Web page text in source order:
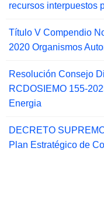
recursos interpuestos
Título V Compendio
2020 Organismos
Resolución Consejo
RCDOSIEMO 155-
Energia
DECRETO
Plan Estratégico de